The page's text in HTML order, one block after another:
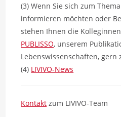
(3) Wenn Sie sich zum
informieren möchten oder
stehen Ihnen die
PUBLISSO, unserem
Lebenswissenschaften, gern
(4) LIVIVO-News
Kontakt zum LIVIVO-Team